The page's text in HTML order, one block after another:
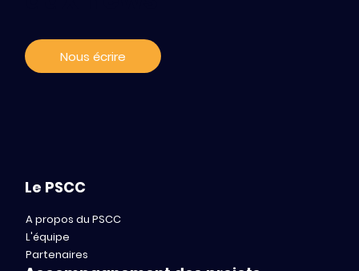
l’innovation en oncologie
Nous écrire
Le PSCC
A propos du PSCC
L'équipe
Partenaires